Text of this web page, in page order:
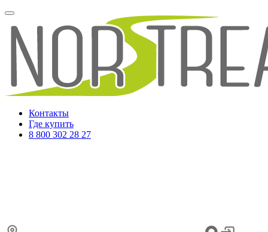
Контакты
Где купить
8 800 302 28 27